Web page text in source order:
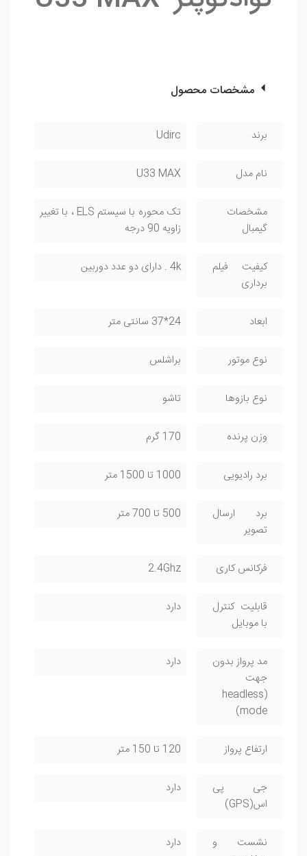
مشخصات محصول
برند Udirc
نام مدل U33 MAX
مشخصات
گیمبال
تک محوره با سیستم ELS ، با تغییر
زاویه 90 درجه
کیفیت فیلم
برداری
4k . دارای دو عدد دوربین
ابعاد 24*37 سانتی متر
نوع موتور براشلس
نوع بازوها تاشو
وزن پرنده 170 گرم
برد رادیویی 1000 تا 1500 متر
برد ارسال
تصویر
500 تا 700 متر
فرکانس کاری 2.4Ghz
قابلیت کنترل
با موبایل
دارد
مد پرواز بدون
جهت
(headless
mode)
دارد
ارتفاع پرواز 120 تا 150 متر
جی پی
اس(GPS)
دارد
نشست و
دارد